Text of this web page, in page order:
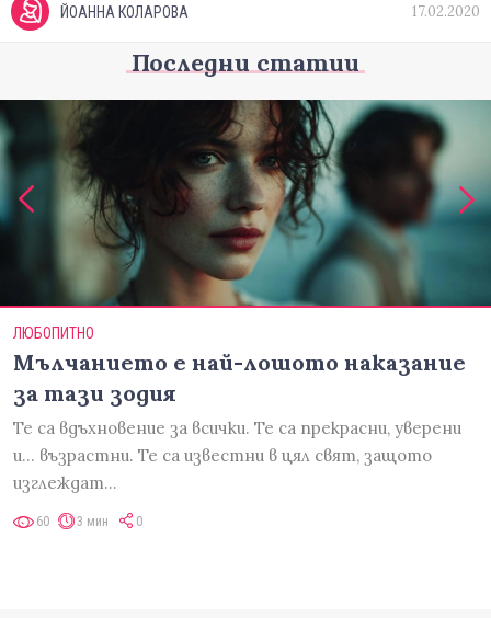
ЙОАННА КОЛАРОВА 17.02.2020
Последни статии
ЛЮБОПИТНО
Мълчанието е най-лошото наказание
за тази зодия
Те са вдъхновение за всички. Те са прекрасни, уверени
и... възрастни. Те са известни в цял свят, защото
изглеждат…
60 3 мин 0